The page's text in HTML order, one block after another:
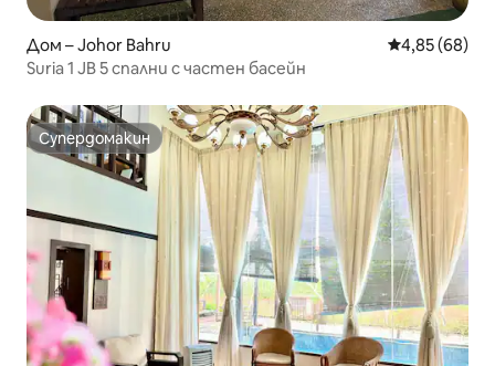
Дом – Johor Bahru Средна
4,85 (68)
Suria 1 JB 5 спални с частен басейн
Супердомакин
Супердомакин